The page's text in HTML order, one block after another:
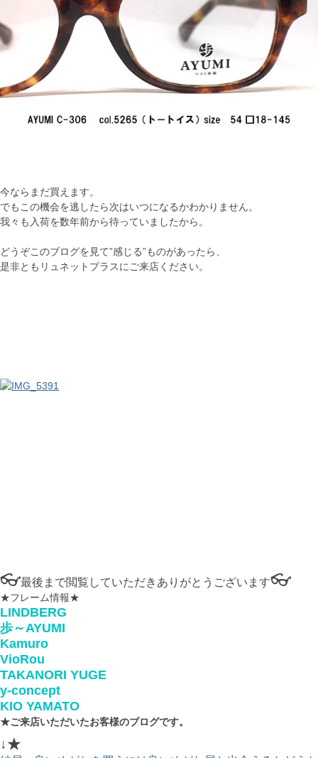
今ならまだ買えます。
でもこの機会を逃したら次はいつになるかわかりません。
我々も入荷を数年前から待っていましたから。
どうぞこのブログを見て”感じる”ものがあったら、
是非ともリュネットプラスにご来店ください。
👓最後まで閲覧していただきありがとうございます👓
★フレーム情報★
LINDBERG
歩～AYUMI
Kamuro
VioRou
TAKANORI YUGE
y-concept
KIO YAMATO
★ご来店いただいたお客様のブログです。
↓★